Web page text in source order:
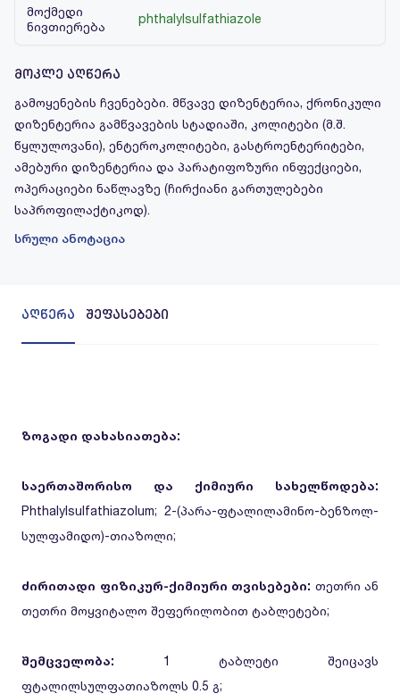
მოქმედი
ნივთიერება
phthalylsulfathiazole
მოკლე აღწერა
გამოყენების ჩვენებები. მწვავე დიზენტერია, ქრონიკული
დიზენტერია გამწვავების სტადიაში, კოლიტები (მ.შ.
წყლულოვანი), ენტეროკოლიტები, გასტროენტერიტები,
ამებური დიზენტერია და პარატიფოზური ინფექციები,
ოპერაციები ნაწლავზე (ჩირქიანი გართულებები
საპროფილაქტიკოდ).
სრული ანოტაცია
აღწერა შეფასებები
ზოგადი დახასიათება:
საერთაშორისო და ქიმიური სახელწოდება:
Phthalylsulfathiazolum; 2-(პარა-ფტალილამინო-ბენზოლ-
სულფამიდო)-თიაზოლი;
ძირითადი ფიზიკურ-ქიმიური თვისებები: თეთრი ან
თეთრი მოყვიტალო შეფერილობით ტაბლეტები;
შემცველობა: 1 ტაბლეტი შეიცავს
ფტალილსულფათიაზოლს 0.5 გ;